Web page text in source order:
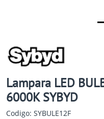
Lampara LED
6000K SYBYD
Codigo: SYBULE12F